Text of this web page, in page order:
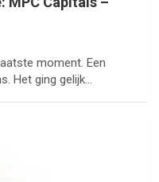
moment. Een
Het ging gelijk…